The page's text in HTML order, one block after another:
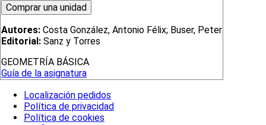
Autores: Costa González, Antonio Félix; Buser, Peter
Editorial: Sanz y Torres
GEOMETRÍA BÁSICA
Guía de la asignatura
Localización pedidos
Política de privacidad
Política de cookies